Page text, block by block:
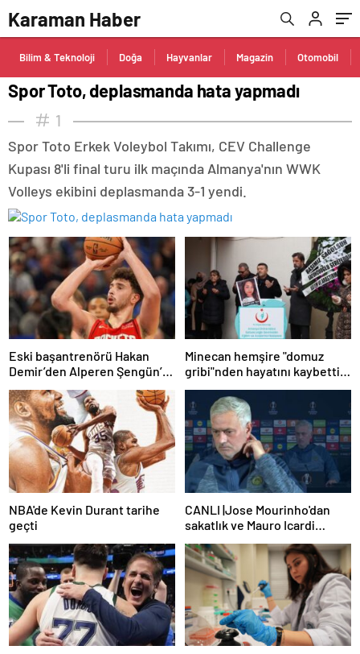
Karaman Haber
Bilim & Teknoloji Doğa Hayvanlar Magazin Otomobil
Spor Toto, deplasmanda hata yapmadı
1
Spor Toto Erkek Voleybol Takımı, CEV Challenge
Kupası 8'li final turu ilk maçında Almanya'nın WWK
Volleys ekibini deplasmanda 3-1 yendi.
Eski başantrenörü Hakan
Demir’den Alperen Şengün’e
övgü
Minecan hemşire "domuz
gribi"nden hayatını kaybetti –
Haberler | Sağlık Haberleri
NBA'de Kevin Durant tarihe
geçti
CANLI |Jose Mourinho'dan
sakatlık ve Mauro Icardi